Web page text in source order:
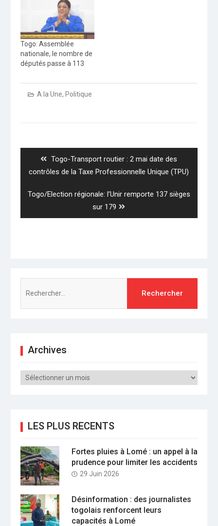
Togo: Assemblée
nationale, le nombre de
députés passe à 113
A la Une, Politique
l’articlePrevious
post:
Togo-Transport routier : 2 mai date des
contrôles de la Taxe Professionnelle Unique (TPU)
Next
Togo/Election régionale: l’Unir remporte 137 sièges
sur 179
Archives
Archives
LES PLUS RECENTS
Fortes pluies à Lomé : un appel à la
prudence pour limiter les accidents
29 Juin 2026
Désinformation : des journalistes
togolais renforcent leurs
capacités à Lomé